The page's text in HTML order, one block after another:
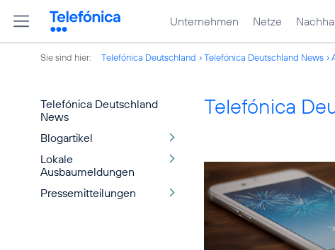
Unternehmen Netze
Sie sind hier: Telefónica Deutschland Telefónica Deutschland News
Telefónica Deutschland
News
Blogartikel
Lokale
Ausbaumeldungen
Pressemitteilungen
Telefónica